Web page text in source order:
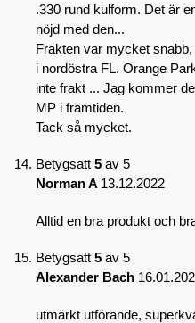
.330 rund kulform. Det är
nöjd med den...
Frakten var mycket
i nordöstra FL. Orange
inte frakt ... Jag kommer
MP i framtiden.
Tack så mycket.
Betygsatt 5 av 5
Norman A 13.12.2022
Alltid en bra produkt och
Betygsatt 5 av 5
Alexander Bach
utmärkt utförande,